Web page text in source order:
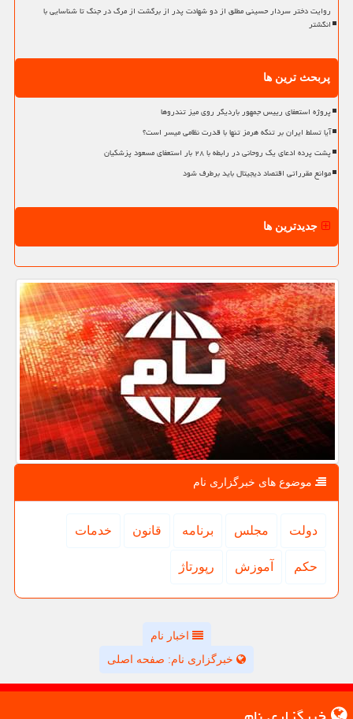
روایت دختر سردار حسینی مطلق از دو شهادت پدر از برگشت از مرگ در جنگ تا شناسایی با
انگشتر
پربحث ترین ها
پروژه استعفای رییس جمهور باردیگر روی میز تندروها
آیا تسلط ایران بر تنگه هرمز تنها با قدرت نظامی میسر است؟
پشت پرده ادعای یک روحانی در رابطه با ۲۸ بار استعفای مسعود پزشکیان
موانع مقرراتی اقتصاد دیجیتال باید برطرف شود
جدیدترین ها
موضوع های خبرگزاری نام
دولت مجلس برنامه قانون خدمات
حكم آموزش رپورتاژ
اخبار نام
خبرگزاری نام: صفحه اصلی